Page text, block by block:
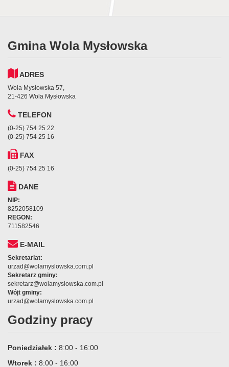
Gmina Wola Mysłowska
ADRES
Wola Mysłowska 57,
21-426 Wola Mysłowska
TELEFON
(0-25) 754 25 22
(0-25) 754 25 16
FAX
(0-25) 754 25 16
DANE
NIP:
8252058109
REGON:
711582546
E-MAIL
Sekretariat:
urzad@wolamyslowska.com.pl
Sekretarz gminy:
sekretarz@wolamyslowska.com.pl
Wójt gminy:
urzad@wolamyslowska.com.pl
Godziny pracy
Poniedziałek : 8:00 - 16:00
Wtorek : 8:00 - 16:00